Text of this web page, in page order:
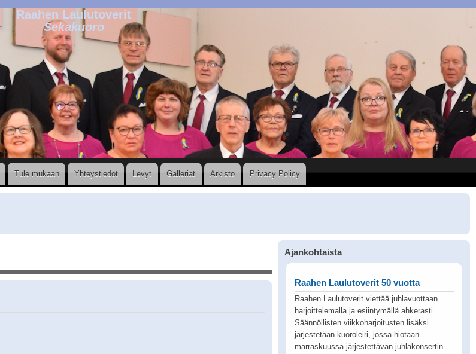
Raahen Laulutoverit
Sekakuoro
Tule mukaan Yhteystiedot Levyt Galleriat Arkisto Privacy Policy
Ajankohtaista
Raahen Laulutoverit 50 vuotta
Raahen Laulutoverit viettää juhlavuottaan
harjoittelemalla ja esiintymällä ahkerasti.
Säännöllisten viikkoharjoitusten lisäksi
järjestetään kuoroleiri, jossa hiotaan
marraskuussa järjestettävän juhlakonsertin